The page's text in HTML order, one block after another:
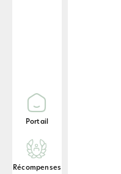
Portail
Récompenses